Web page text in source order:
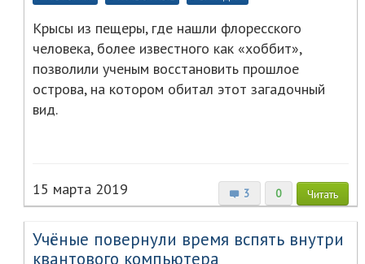
Крысы из пещеры, где нашли флоресского
человека, более известного как «хоббит»,
позволили ученым восстановить прошлое
острова, на котором обитал этот загадочный
вид.
3 0 Читать
15 марта 2019
Учёные повернули время вспять внутри
квантового компьютера